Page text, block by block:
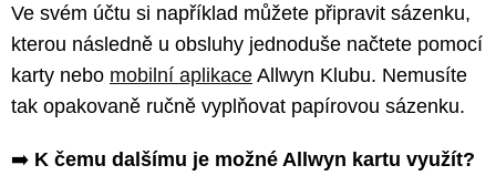
Ve svém účtu si například můžete připravit sázenku,
kterou následně u obsluhy jednoduše načtete pomocí
karty nebo mobilní aplikace Allwyn Klubu. Nemusíte
tak opakovaně ručně vyplňovat papírovou sázenku.
➡️ K čemu dalšímu je možné Allwyn kartu využít?